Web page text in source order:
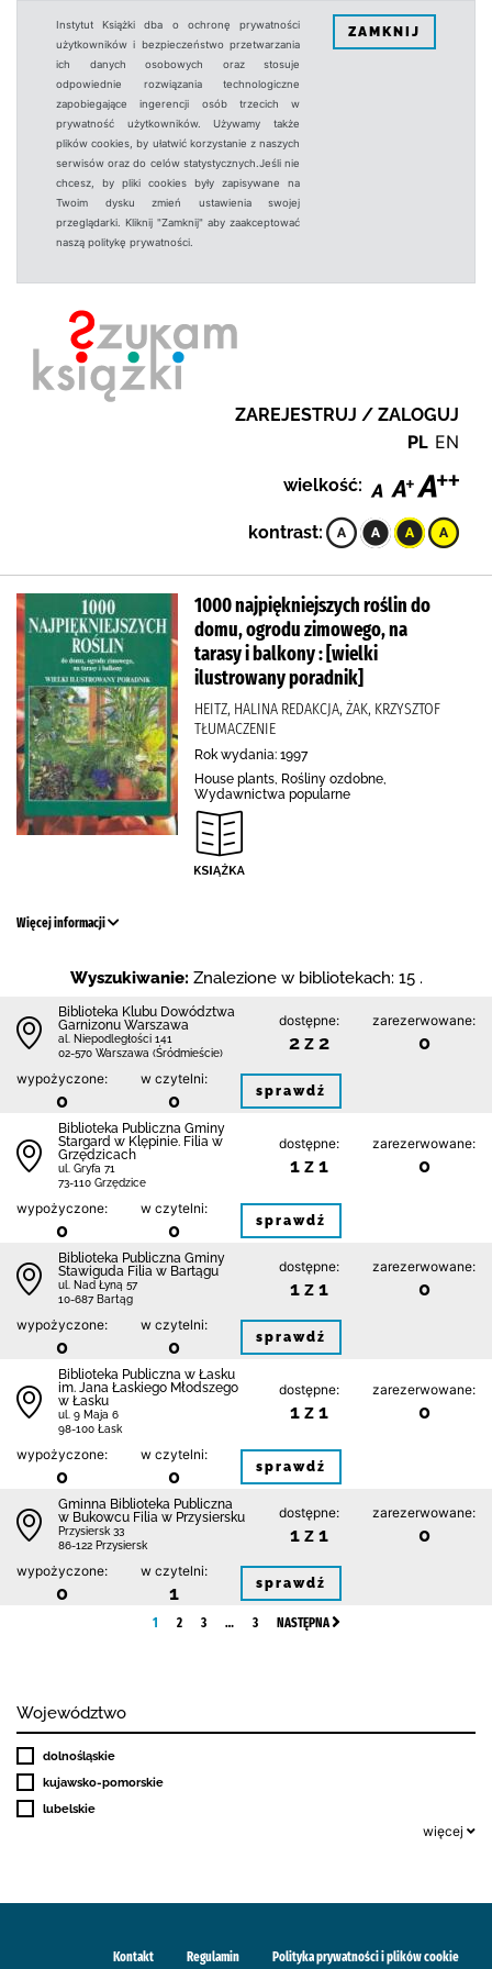
Instytut Książki dba o ochronę prywatności
użytkowników i bezpieczeństwo przetwarzania
ich danych osobowych oraz stosuje
odpowiednie rozwiązania technologiczne
zapobiegające ingerencji osób trzecich w
prywatność użytkowników. Używamy także
plików cookies, by ułatwić korzystanie z naszych
serwisów oraz do celów statystycznych.Jeśli nie
chcesz, by pliki cookies były zapisywane na
Twoim dysku zmień ustawienia swojej
przeglądarki. Kliknij "Zamknij" aby zaakceptować
naszą politykę prywatności.
ZAMKNIJ
ZAREJESTRUJ / ZALOGUJ
PL EN
wielkość:
kontrast:
1000 najpiękniejszych roślin do
domu, ogrodu zimowego, na
tarasy i balkony : [wielki
ilustrowany poradnik]
HEITZ, HALINA REDAKCJA, ŻAK, KRZYSZTOF
TŁUMACZENIE
Rok wydania: 1997
House plants, Rośliny ozdobne,
Wydawnictwa popularne
Więcej informacji
Wyszukiwanie: Znalezione w bibliotekach: 15 .
Biblioteka Klubu Dowództwa
Garnizonu Warszawa
al. Niepodległości 141
02-570 Warszawa (Śródmieście)
dostępne:
2 z 2
zarezerwowane:
0
wypożyczone:
0
w czytelni:
0 sprawdź
Biblioteka Publiczna Gminy
Stargard w Klępinie. Filia w
Grzędzicach
ul. Gryfa 71
73-110 Grzędzice
dostępne:
1 z 1
zarezerwowane:
0
wypożyczone:
0
w czytelni:
0 sprawdź
Biblioteka Publiczna Gminy
Stawiguda Filia w Bartągu
ul. Nad Łyną 57
10-687 Bartąg
dostępne:
1 z 1
zarezerwowane:
0
wypożyczone:
0
w czytelni:
0 sprawdź
Biblioteka Publiczna w Łasku
im. Jana Łaskiego Młodszego
w Łasku
ul. 9 Maja 6
98-100 Łask
dostępne:
1 z 1
zarezerwowane:
0
wypożyczone:
0
w czytelni:
0 sprawdź
Gminna Biblioteka Publiczna
w Bukowcu Filia w Przysiersku
Przysiersk 33
86-122 Przysiersk
dostępne:
1 z 1
zarezerwowane:
0
wypożyczone:
0
w czytelni:
1 sprawdź
1 2 3 … 3 NASTĘPNA
Województwo
dolnośląskie
kujawsko-pomorskie
lubelskie
więcej
Kontakt Regulamin Polityka prywatności i plików cookie